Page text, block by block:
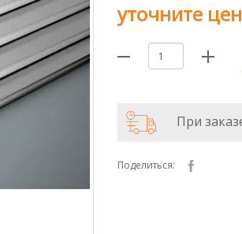
уточните
При
Поделиться: